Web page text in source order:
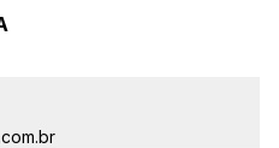
prontos para responder-lhe
apartamentos, terrenos,
imobiliários.